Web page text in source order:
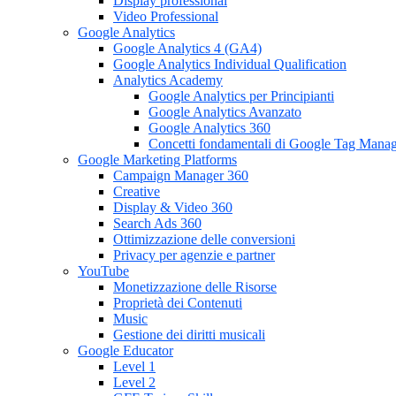
Video Professional
Google Analytics
Google Analytics 4 (GA4)
Google Analytics Individual Qualification
Analytics Academy
Google Analytics per Principianti
Google Analytics Avanzato
Google Analytics 360
Concetti fondamentali di Google Tag
Google Marketing Platforms
Campaign Manager 360
Creative
Display & Video 360
Search Ads 360
Ottimizzazione delle conversioni
Privacy per agenzie e partner
YouTube
Monetizzazione delle Risorse
Proprietà dei Contenuti
Music
Gestione dei diritti musicali
Google Educator
Level 1
Level 2